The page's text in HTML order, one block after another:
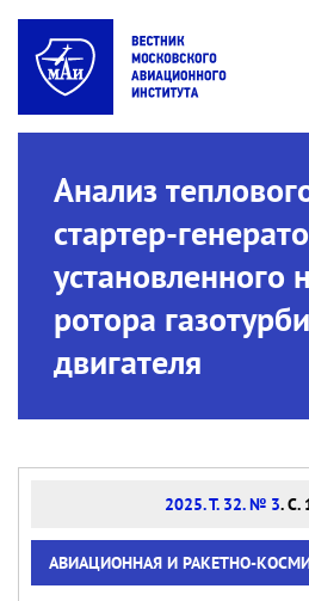
Анализ
стартер-
установленного
ротора
двигателя
2025. Т. 32. № 3. С.
АВИАЦИОННАЯ И РАКЕТНО-